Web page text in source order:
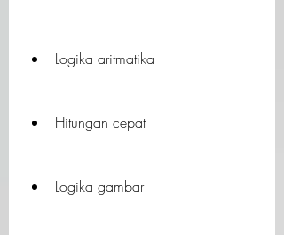
Logika aritmatika
Hitungan cepat
Logika gambar